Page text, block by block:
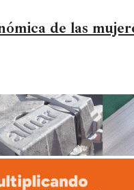
de las